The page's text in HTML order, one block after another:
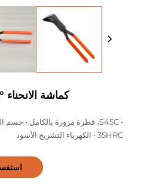
كماشة الانحناء TX1100-45°
35HRC • الكهرباء التشريح الأسود
استفسار